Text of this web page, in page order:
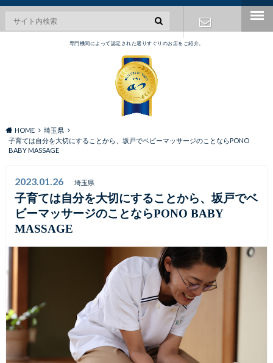
専門機関によって認定された選りすぐりのお店をご紹介。
HOME
埼玉県
子育ては自分を大切にすることから、坂戸でベビーマッサージのことならPONO
BABY MASSAGE
2023.01.26 埼玉県
子育ては自分を大切にすることから、坂戸でベ
ビーマッサージのことならPONO BABY
MASSAGE